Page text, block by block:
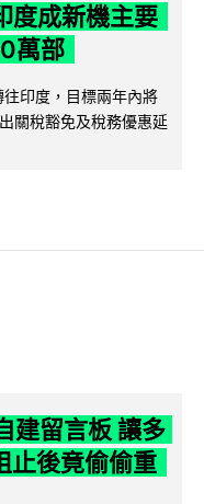
度成新機主要
萬部
印度，目標兩年內將
關稅豁免及稅務優惠延
建留言板 讓多
止後竟偷偷重